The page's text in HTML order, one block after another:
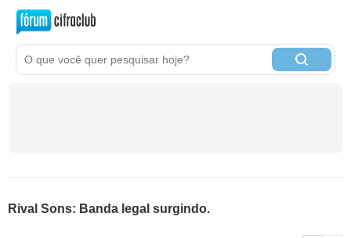
Rival Sons: Banda legal surgindo.